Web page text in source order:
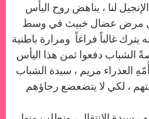
لنا ، يناهض روح اليأس
مثل مرض عضال خبيث في وسط
يترك غالباً فراغاً ومرارة باطنية
دفعوا ثمن هذا اليأس
العذراء مريم ، سيدة الشباب
، لكي لا يتضعضع رجاؤهم